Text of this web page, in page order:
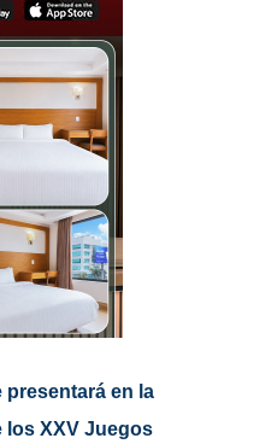
presentará en la
los XXV Juegos